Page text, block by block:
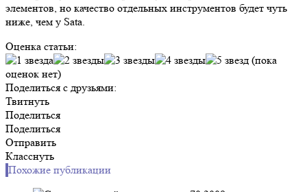
элементов, но качество отдельных инструментов будет чуть
ниже, чем у Sata.
Оценка статьи:
(пока
оценок нет)
Поделиться с друзьями:
Твитнуть
Поделиться
Поделиться
Отправить
Класснуть
Похожие публикации